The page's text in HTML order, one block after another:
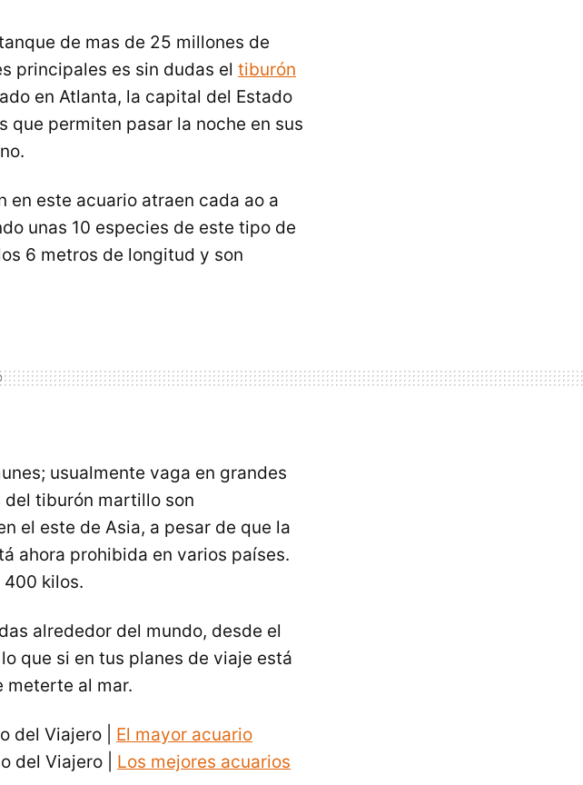
de mas de 25 millones de
principales es sin dudas el tiburón
en Atlanta, la capital del Estado
que permiten pasar la noche en sus
en este acuario atraen cada ao a
unas 10 especies de este tipo de
6 metros de longitud y son
usualmente vaga en grandes
del tiburón martillo son
el este de Asia, a pesar de que la
ahora prohibida en varios países.
400 kilos.
alrededor del mundo, desde el
que si en tus planes de viaje está
meterte al mar.
del Viajero | El mayor acuario
del Viajero | Los mejores acuarios